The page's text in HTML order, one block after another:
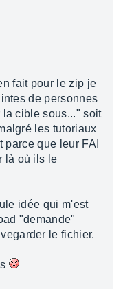
fait pour le zip je
de personnes
cible sous..." soit
les tutoriaux
que leur FAI
là où ils le
idée qui m'est
"demande"
le fichier.